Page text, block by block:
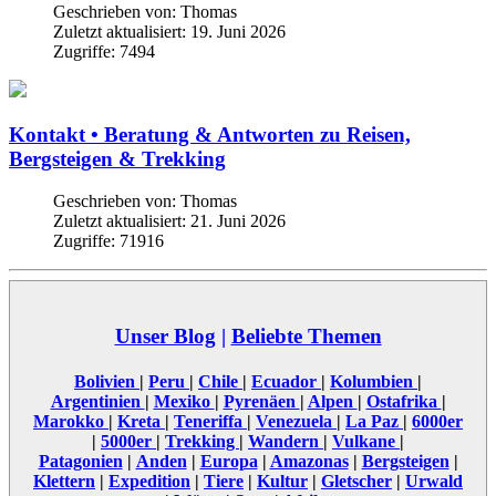
Geschrieben von: Thomas
Zuletzt aktualisiert: 19. Juni 2026
Zugriffe: 7494
Kontakt • Beratung & Antworten zu Reisen,
Bergsteigen & Trekking
Geschrieben von: Thomas
Zuletzt aktualisiert: 21. Juni 2026
Zugriffe: 71916
Unser Blog | Beliebte Themen
Bolivien | Peru | Chile | Ecuador | Kolumbien |
Argentinien | Mexiko | Pyrenäen | Alpen | Ostafrika |
Marokko | Kreta | Teneriffa | Venezuela | La Paz | 6000er
| 5000er | Trekking | Wandern | Vulkane |
Patagonien | Anden | Europa | Amazonas| Bergsteigen |
Klettern | Expedition | Tiere | Kultur | Gletscher | Urwald